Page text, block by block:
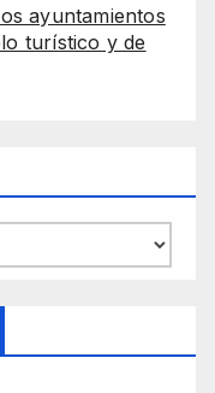
ayuntamientos
turístico y de